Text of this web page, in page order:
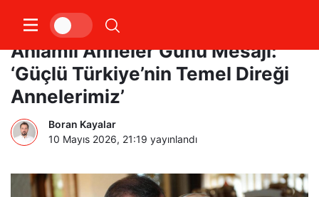
Cumhurbaşkanı Erdoğan’dan
Anlamlı Anneler Günü Mesajı:
‘Güçlü Türkiye’nin Temel Direği
Annelerimiz’
Boran Kayalar
10 Mayıs 2026, 21:19 yayınlandı